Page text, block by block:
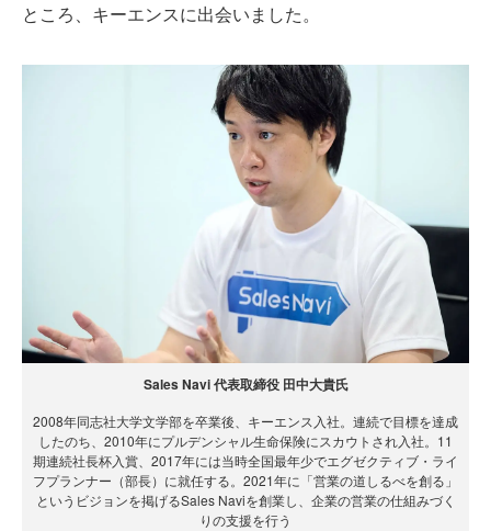
ところ、キーエンスに出会いました。
Sales Navi 代表取締役 田中大貴氏
2008年同志社大学文学部を卒業後、キーエンス入社。連続で目標を達成
したのち、2010年にプルデンシャル生命保険にスカウトされ入社。11
期連続社長杯入賞、2017年には当時全国最年少でエグゼクティブ・ライ
フプランナー（部長）に就任する。2021年に「営業の道しるべを創る」
というビジョンを掲げるSales Naviを創業し、企業の営業の仕組みづく
りの支援を行う